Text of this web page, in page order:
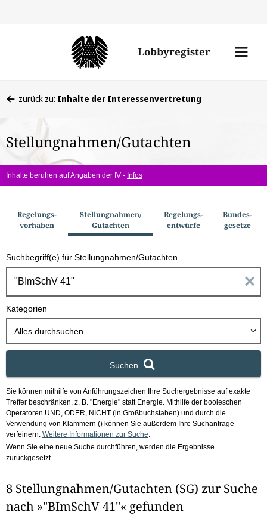
den
Lobbyregister
Menü
befinden
hier:
zurück zu: Inhalte der Interessenvertretung
Stellungnahmen/Gutachten
Inhalte beruhen auf Angaben der IV - Infos
u
c
h
o
Regelungs­
vorhaben
Stellungnahmen/​
Gutachten
Regelungs­
entwürfe
Bundes­
gesetze
Suchbegriff(e) für Stellungnahmen/Gutachten
n
g
a
m
Kategorien
Alles durchsuchen
Suchen
Sie können mithilfe von Anführungszeichen Ihre Suchergebnisse auf exakte
Treffer beschränken, z. B. "Energie" statt Energie. Mithilfe der booleschen
Operatoren UND, ODER, NICHT (in Großbuchstaben) und durch die
Verwendung von Klammern () können Sie außerdem Ihre Suchanfrage
verfeinern. Weitere Informationen zur Suche
Wenn Sie eine neue Suche durchführen, werden die Ergebnisse
zurückgesetzt.
8 Stellungnahmen/Gutachten (SG) zur Suche
nach »"BImSchV 41"« gefunden